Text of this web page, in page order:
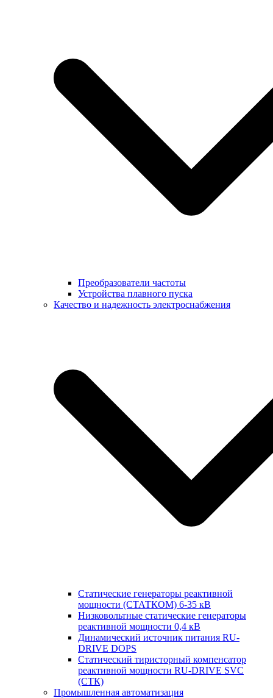
Преобразователи частоты
Устройства плавного пуска
Качество и надежность электроснабжения
Статические генераторы реактивной
мощности (СТАТКОМ) 6-35 кВ
Низковольтные статические генераторы
реактивной мощности 0,4 кВ
Динамический источник питания RU-
DRIVE DOPS
Cтатический тиристорный компенсатор
реактивной мощности RU-DRIVE SVC
(СТК)
Промышленная автоматизация